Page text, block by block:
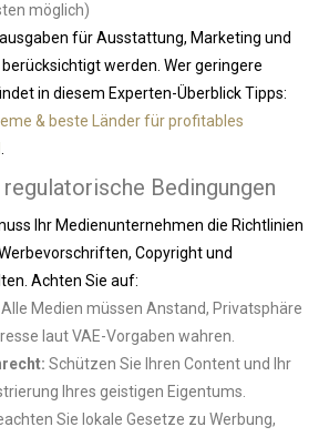
möglich)
für Ausstattung, Marketing und
werden. Wer geringere
in diesem Experten-Überblick Tipps:
& beste Länder für profitables
.
Bedingungen
Ihr Medienunternehmen die Richtlinien
Copyright und
Achten Sie auf:
Alle Medien müssen Anstand, Privatsphäre
laut VAE-Vorgaben wahren.
Schützen Sie Ihren Content und Ihr
Ihres geistigen Eigentums.
Sie lokale Gesetze zu Werbung,